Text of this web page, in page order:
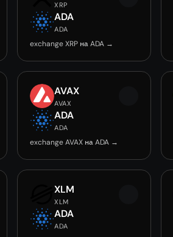
XRP
ADA
ADA
exchange XRP на ADA →
AVAX
AVAX
ADA
ADA
exchange AVAX на ADA →
XLM
XLM
ADA
ADA